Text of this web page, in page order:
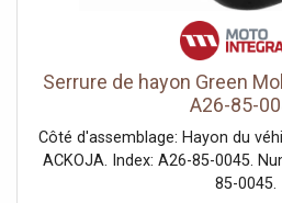
Serrure de hayon Green
A26-85-
Côté d'assemblage: Hayon du
ACKOJA. Index: A26-85-0045.
85-0045.